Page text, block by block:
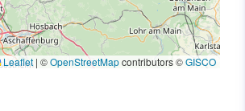
Leaflet | ©OpenStreetMapcontributors ©GISCO